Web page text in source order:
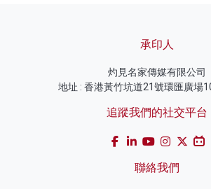
承印人
灼見名家傳媒有限公司
地址 : 香港黃竹坑道21號環匯廣場
追蹤我們的社交平台
聯絡我們